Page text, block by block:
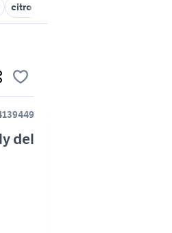
citroen c5 Liguria
del